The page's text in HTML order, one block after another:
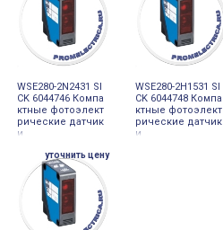
WSE280-2N2431 SI
CK 6044746 Компа
ктные фотоэлект
рические датчик
и
WSE280-2H1531 SI
CK 6044748 Компа
ктные фотоэлект
рические датчик
и
уточнить цену